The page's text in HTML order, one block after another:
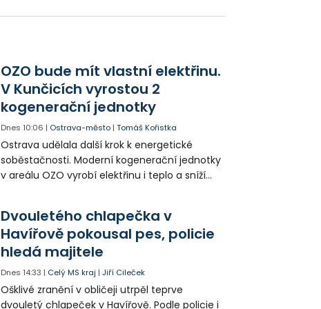
OZO bude mít vlastní elektřinu.
V Kunčicích vyrostou 2
kogenerační jednotky
Dnes 10:06 | Ostrava-město |Tomáš Kořistka
Ostrava udělala další krok k energetické
soběstačnosti. Moderní kogenerační jednotky
v areálu OZO vyrobí elektřinu i teplo a sníží
Dvouletého chlapečka v
Havířově pokousal pes, policie
hledá majitele
Dnes 14:33 | Celý MS kraj |Jiří Cileček
Ošklivé zranění v obličeji utrpěl teprve
dvouletý chlapeček v Havířově. Podle policie i